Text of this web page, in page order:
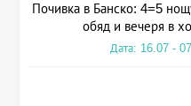
Почивка в Банско: 4=5
обяд и вечеря в
Дата: 16.07 -